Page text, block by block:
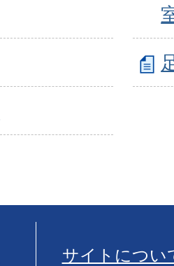
サイトについ